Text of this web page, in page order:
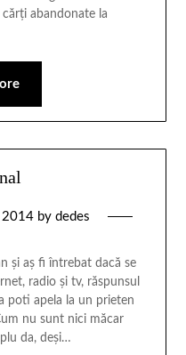
abandonate la
2014by dedes
şi aş fi întrebat dacă se
radio şi tv, răspunsul
poti apela la un prieten
nu sunt nici măcar
da, deşi…